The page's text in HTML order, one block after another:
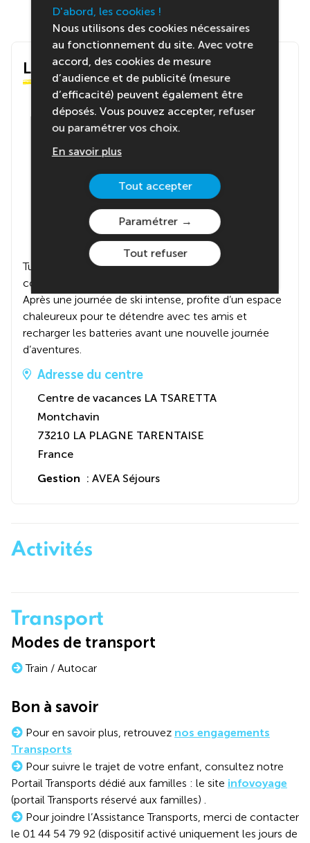
Le centre
Tu seras hébergé(e) dans un centre de vacances
convivial, situé à seulement 10 minutes des pistes.
Après une journée de ski intense, profite d’un espace
chaleureux pour te détendre avec tes amis et
recharger les batteries avant une nouvelle journée
d’aventures.
Adresse du centre
Centre de vacances LA TSARETTA
Montchavin
73210 LA PLAGNE TARENTAISE
France
Gestion : AVEA Séjours
Activités
Transport
Modes de transport
Train / Autocar
Bon à savoir
Pour en savoir plus, retrouvez nos engagements
Transports
Pour suivre le trajet de votre enfant, consultez notre
Portail Transports dédié aux familles : le site infovoyage
(portail Transports réservé aux familles) .
Pour joindre l’Assistance Transports, merci de contacter
le 01 44 54 79 92 (dispositif activé uniquement les jours de
D'abord, les cookies !
Nous utilisons des cookies nécessaires
au fonctionnement du site. Avec votre
accord, des cookies de mesure
d’audience et de publicité (mesure
d’efficacité) peuvent également être
déposés. Vous pouvez accepter, refuser
ou paramétrer vos choix.
En savoir plus
Tout accepter
Paramétrer
Tout refuser